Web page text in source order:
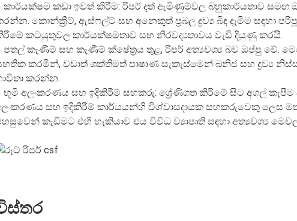
කාර්යක්ෂම කඩා ඉවත් කිරීම: රිපර් දත් ඇමිණුම්වල බහුකාර්යතාව සමඟ
කොන්ක්‍රීට්, ඇස්ෆල්ට් සහ අනෙකුත් ප්‍රබල ද්‍රව්‍ය බිඳ දැමීම සඳහා
කටයුතුවල කාර්යක්ෂමතාව සහ නිරවද්‍යතාවය වැඩි දියුණු කරයි.
පතල් කැණීම් සහ කැණීම් ක්ෂේත්‍රය තුළ, රිපර් අත්‍යවශ්‍ය බව ඔප්පු වේ.
කරමින්, වඩාත් ශක්තිමත් පාෂාණ සැකැස්මෙන් ඛනිජ සහ ද්‍රව්‍ය
කරන්න.
භූමි අලංකරණය සහ ඉදිකිරීම් සහකරු: ශ්‍රේණිගත කිරීමේ සිට අගල් කැපීම
සහ ඉදිකිරීම් කාර්යයන්හි විශ්වාසදායක සහකරුවෙකු ලෙස
කැඩීමට එහි හැකියාව එය විවිධ ව්‍යාපෘති සඳහා අත්‍යවශ්‍ය